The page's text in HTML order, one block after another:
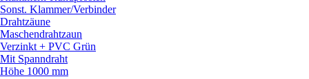
Sonst. Klammer/Verbinder
Drahtzäune
Maschendrahtzaun
Verzinkt + PVC Grün
Mit Spanndraht
Höhe 1000 mm